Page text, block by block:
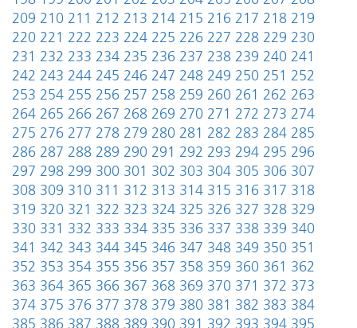
209 210 211 212 213 214 215 216 217 218 219
220 221 222 223 224 225 226 227 228 229 230
231 232 233 234 235 236 237 238 239 240 241
242 243 244 245 246 247 248 249 250 251 252
253 254 255 256 257 258 259 260 261 262 263
264 265 266 267 268 269 270 271 272 273 274
275 276 277 278 279 280 281 282 283 284 285
286 287 288 289 290 291 292 293 294 295 296
297 298 299 300 301 302 303 304 305 306 307
308 309 310 311 312 313 314 315 316 317 318
319 320 321 322 323 324 325 326 327 328 329
330 331 332 333 334 335 336 337 338 339 340
341 342 343 344 345 346 347 348 349 350 351
352 353 354 355 356 357 358 359 360 361 362
363 364 365 366 367 368 369 370 371 372 373
374 375 376 377 378 379 380 381 382 383 384
385 386 387 388 389 390 391 392 393 394 395